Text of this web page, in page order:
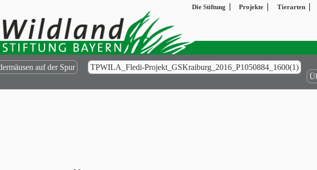
Die Stiftung Projekte Tierarten
auf der Spur
TPWILA_Fledi-Projekt_GSKraiburg_2016_P1050884_1600(1)